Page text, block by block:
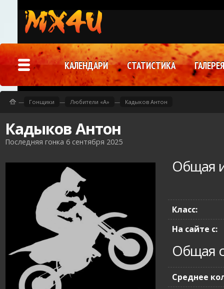
Кадыков Антон
Последняя гонка 6 сентября 2025
Общая
Класс:
На сайте с:
Общая
Среднее
— Гонщики — Любители «A» — Кадыков Антон
КАЛЕНДАРИ СТАТИСТИКА ГАЛЕРЕЯ